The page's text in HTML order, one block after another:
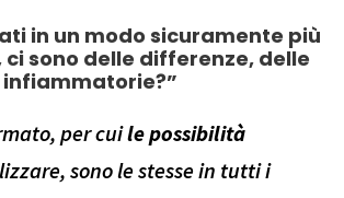
in un modo sicuramente più
sono delle differenze, delle
per cuile possibilità
sono le stesse in tutti i